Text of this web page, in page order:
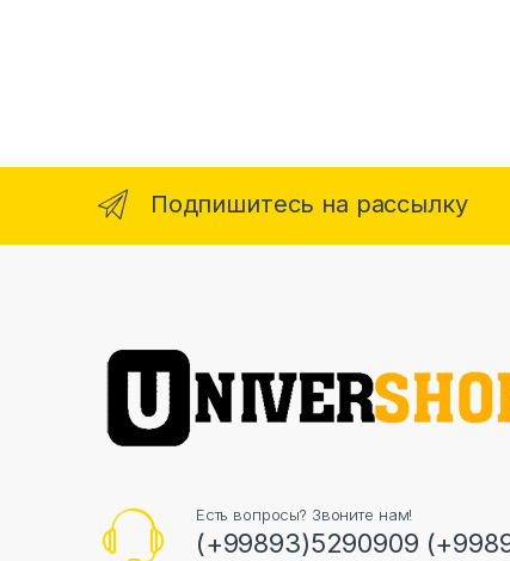
Подпишитесь на рассылку
Есть вопросы? Звоните нам!
(+99893)5290909